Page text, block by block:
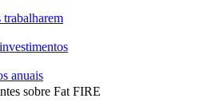
anuais
sobre Fat FIRE